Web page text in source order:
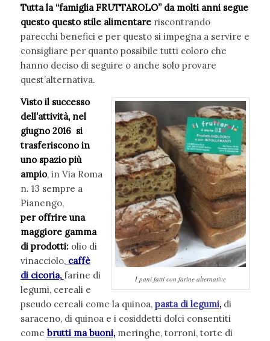
Tutta la “famiglia FRUTTAROLO” da molti anni segue
questo questo stile alimentare riscontrando
parecchi benefici e per questo si impegna a servire e
consigliare per quanto possibile tutti coloro che
hanno deciso di seguire o anche solo provare
quest’alternativa.
I pani fatti con farine alternative
Visto il successo
dell’attività, nel
giugno 2016 si
trasferiscono in
uno spazio più
ampio, in Via Roma
n. 13 sempre a
Pianengo,
per offrire una
maggiore gamma
di prodotti: olio di
vinacciolo, caffè
di cicoria, farine di
legumi, cereali e
pseudo cereali come la quinoa, pasta di legumi,di
saraceno, di quinoa e i cosiddetti dolci consentiti
come brutti ma buoni,meringhe, torroni, torte di